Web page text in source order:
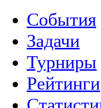
События
Задачи
Турниры
Рейтинги